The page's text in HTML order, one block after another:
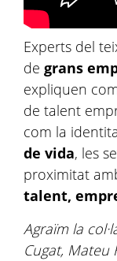
Experts del
de grans
expliquen
de talent
com la
de vida, les
proximitat
talent,
Agraïm la
Cugat, Mateu